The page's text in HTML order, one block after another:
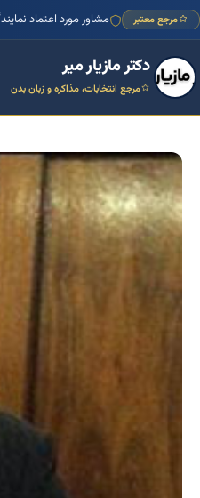
مرجع معتبر منتور بیش از ۱۰۰۰ کسب‌وکار ایرانی
دکتر مازیار میر
مرجع انتخابات، مذاکره و زبان بدن